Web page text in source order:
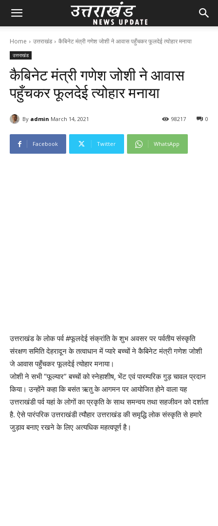
Home उत्तराखंड कैबिनेट मंत्री गणेश जोशी ने आवास पहुँचकर फूलदेई त्योहार मनाया
उत्तराखंड
कैबिनेट मंत्री गणेश जोशी ने आवास
पहुँचकर फूलदेई त्योहार मनाया
By admin March 14, 2021 0
98217
Facebook Twitter WhatsApp
उत्तराखंड के लोक पर्व #फूलदेई संक्रांति के शुभ अवसर पर पर्वतीय संस्कृति
संरक्षण समिति देहरादून के तत्वाधान में प्यारे बच्चों ने कैबिनेट मंत्री गणेश जोशी
जे आवास पहुँचकर फूलदेई त्योहार मनाया।
जोशी ने सभी “फूल्यार” बच्चों को स्नेहाशीष, भेंट एवं पारम्परिक गुड़ चावल प्रदान
किया। उन्होंने कहा कि बसंत ऋतु के आगमन पर आयोजित होने वाला यह
उत्तराखंडी पर्व यहां के लोगों का प्रकृति के साथ समन्वय तथा सहजीवन को दर्शाता
है. ऐसे पारंपरिक उत्तराखंडी त्यौहार उत्तराखंड की समृद्धि लोक संस्कृति से हमारे
जुड़ाव बनाए रखने के लिए अत्यधिक महत्वपूर्ण है।